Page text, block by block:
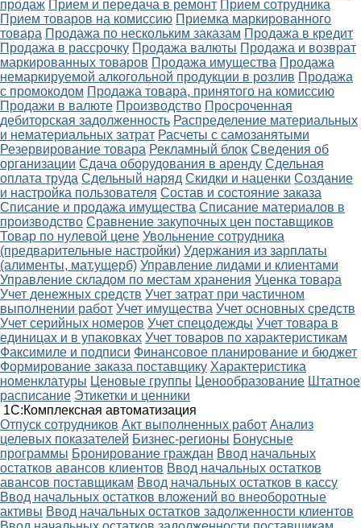
продаж Прием и передача в ремонт Прием сотрудника
Прием товаров на комиссию Приемка маркированного
товара Продажа по нескольким заказам Продажа в кредит
Продажа в рассрочку Продажа валюты Продажа и возврат
маркированных товаров Продажа имущества Продажа
немаркируемой алкогольной продукции в розлив Продажа
с промокодом Продажа товара, принятого на комиссию
Продажи в валюте Производство Просроченная
дебиторская задолженность Распределение материальных
и нематериальных затрат Расчеты с самозанятыми
Резервирование товара Рекламный блок Сведения об
организации Сдача оборудования в аренду Сдельная
оплата труда Сдельный наряд Скидки и наценки Создание
и настройка пользователя Состав и состояние заказа
Списание и продажа имущества Списание материалов в
производство Сравнение закупочных цен поставщиков
Товар по нулевой цене Увольнение сотрудника
(предварительные настройки) Удержания из зарплаты
(алименты, мат.ущерб) Управление лидами и клиентами
Управление складом по местам хранения Уценка товара
Учет денежных средств Учет затрат при частичном
выполнении работ Учет имущества Учет основных средств
Учет серийных номеров Учет спецодежды Учет товара в
единицах и в упаковках Учет товаров по характеристикам
Факсимиле и подписи Финансовое планирование и бюджет
Формирование заказа поставщику Характеристика
номенклатуры Ценовые группы Ценообразование Штатное
расписание Этикетки и ценники
1С:Комплексная автоматизация
Oтпуск сотрудников Акт выполненных работ Анализ
целевых показателей Бизнес-регионы Бонусные
программы Бронирование граждан Ввод начальных
остатков авансов клиентов Ввод начальных остатков
авансов поставщикам Ввод начальных остатков в кассу
Ввод начальных остатков вложений во внеоборотные
активы Ввод начальных остатков задолженности клиентов